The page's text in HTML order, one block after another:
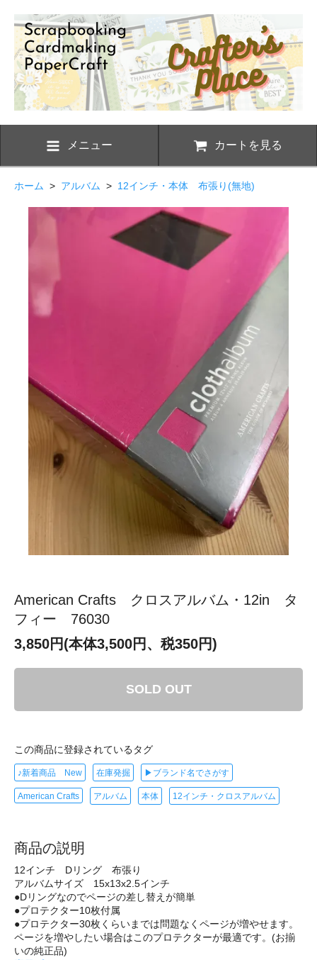
メニュー カートを見る
ホーム > アルバム > 12インチ・本体 布張り(無地)
American Crafts クロスアルバム・12in タ
フィー 76030
3,850円(本体3,500円、税350円)
SOLD OUT
この商品に登録されているタグ
♪新着商品 New 在庫発掘 ▶ブランド名でさがす
American Crafts アルバム 本体 12インチ・クロスアルバム
商品の説明
12インチ Dリング 布張り
アルバムサイズ 15x13x2.5インチ
●Dリングなのでページの差し替えが簡単
●プロテクター10枚付属
●プロテクター30枚くらいまでは問題なくページが増やせます。
ページを増やしたい場合はこのプロテクターが最適です。(お揃
いの純正品)